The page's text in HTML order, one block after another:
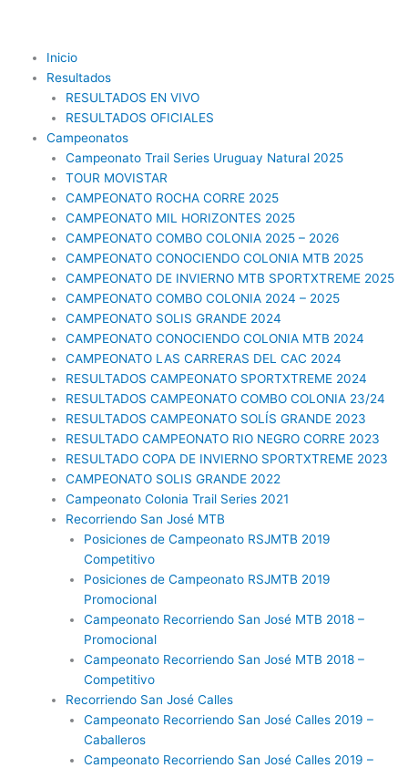
Inicio
Resultados
RESULTADOS EN VIVO
RESULTADOS OFICIALES
Campeonatos
Campeonato Trail Series Uruguay Natural 2025
TOUR MOVISTAR
CAMPEONATO ROCHA CORRE 2025
CAMPEONATO MIL HORIZONTES 2025
CAMPEONATO COMBO COLONIA 2025 – 2026
CAMPEONATO CONOCIENDO COLONIA MTB 2025
CAMPEONATO DE INVIERNO MTB SPORTXTREME 2025
CAMPEONATO COMBO COLONIA 2024 – 2025
CAMPEONATO SOLIS GRANDE 2024
CAMPEONATO CONOCIENDO COLONIA MTB 2024
CAMPEONATO LAS CARRERAS DEL CAC 2024
RESULTADOS CAMPEONATO SPORTXTREME 2024
RESULTADOS CAMPEONATO COMBO COLONIA 23/24
RESULTADOS CAMPEONATO SOLÍS GRANDE 2023
RESULTADO CAMPEONATO RIO NEGRO CORRE 2023
RESULTADO COPA DE INVIERNO SPORTXTREME 2023
CAMPEONATO SOLIS GRANDE 2022
Campeonato Colonia Trail Series 2021
Recorriendo San José MTB
Posiciones de Campeonato RSJMTB 2019
Competitivo
Posiciones de Campeonato RSJMTB 2019
Promocional
Campeonato Recorriendo San José MTB 2018 –
Promocional
Campeonato Recorriendo San José MTB 2018 –
Competitivo
Recorriendo San José Calles
Campeonato Recorriendo San José Calles 2019 –
Caballeros
Campeonato Recorriendo San José Calles 2019 –